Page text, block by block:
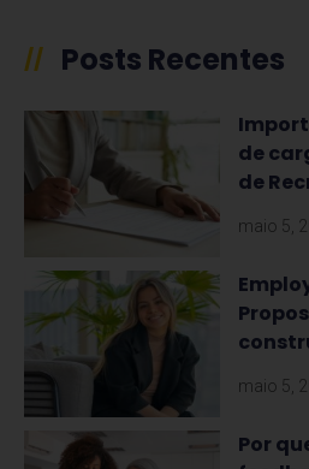
// Posts Recentes
de
de
maio 5,
maio 5,
Por